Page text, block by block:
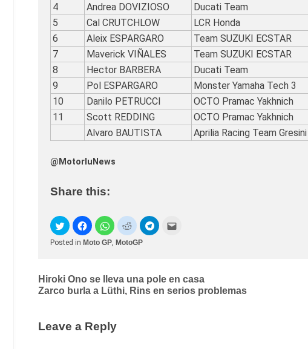
4
Andrea DOVIZIOSO Ducati Team
5
Cal CRUTCHLOW LCR Honda
6
Aleix ESPARGARO Team SUZUKI ECSTAR
7
Maverick VIÑALES Team SUZUKI ECSTAR
8
Hector BARBERA Ducati Team
9
Pol ESPARGARO Monster Yamaha Tech 3
10
Danilo PETRUCCI OCTO Pramac Yakhnich
11
Scott REDDING OCTO Pramac Yakhnich
Alvaro BAUTISTA
Aprilia Racing Team Gresini
@MotorluNews
Share this:
Posted in Moto GP, MotoGP
Post
navigation
Hiroki Ono se lleva una pole en casa
Zarco burla a Lüthi, Rins en serios problemas
Leave a Reply